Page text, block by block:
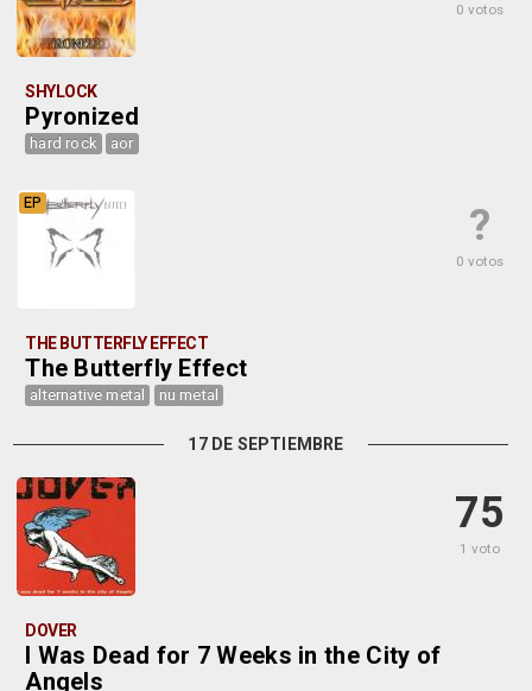
0 votos
SHYLOCK
Pyronized
hard rock aor
?
0 votos
EP
THE BUTTERFLY EFFECT
The Butterfly Effect
alternative metal nu metal
17 DE SEPTIEMBRE
75
1 voto
DOVER
I Was Dead for 7 Weeks in the City of
Angels